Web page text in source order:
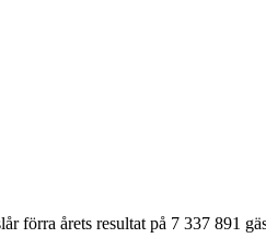
förra årets resultat på 7 337 891